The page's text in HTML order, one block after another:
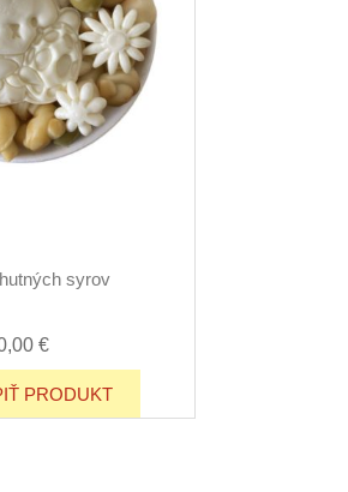
syrov
€
PRODUKT